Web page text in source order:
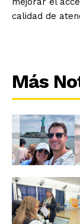
calidad de
Más